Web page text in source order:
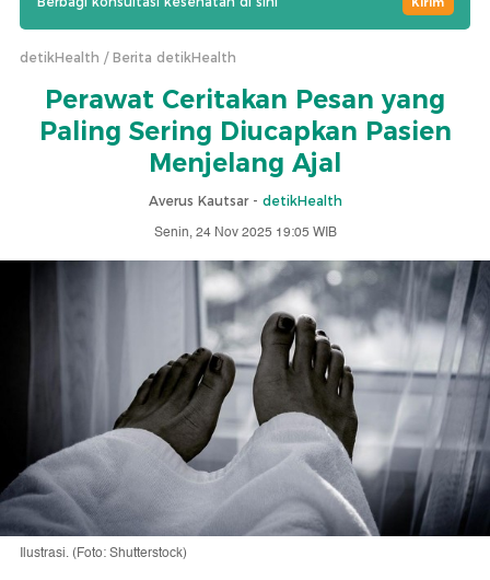
detikHealth Berita detikHealth
Perawat Ceritakan Pesan yang
Paling Sering Diucapkan Pasien
Menjelang Ajal
Averus Kautsar - detikHealth
Senin, 24 Nov 2025 19:05 WIB
Ilustrasi. (Foto: Shutterstock)